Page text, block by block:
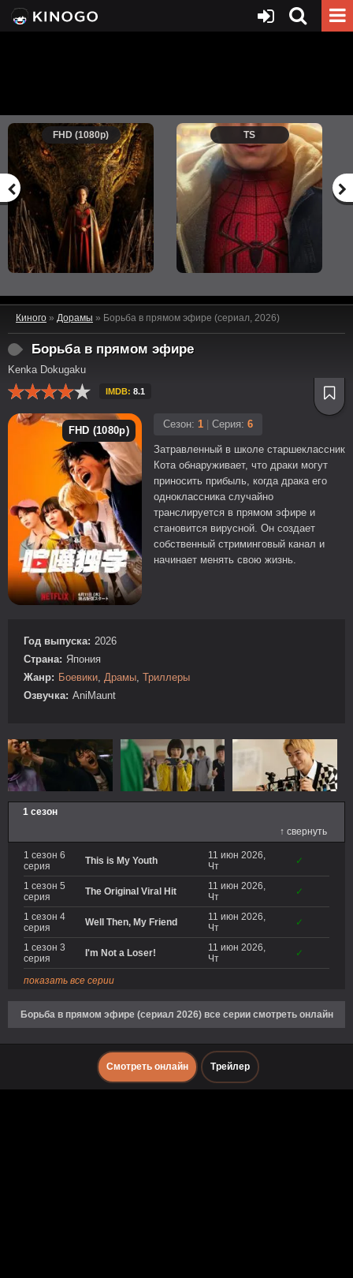
FHD (1080p) TS
Киного » Дорамы » Борьба в прямом эфире (сериал, 2026)
Борьба в прямом эфире
Kenka Dokugaku
IMDB: 8.1
FHD (1080p)
Сезон: 1 Серия: 6
Затравленный в школе старшеклассник
Кота обнаруживает, что драки могут
приносить прибыль, когда драка его
одноклассника случайно
транслируется в прямом эфире и
становится вирусной. Он создает
собственный стриминговый канал и
начинает менять свою жизнь.
Год выпуска: 2026
Страна: Япония
Жанр: Боевики Драмы Триллеры
Озвучка: AniMaunt
1 сезон
↑ свернуть
1 сезон 6
серия
This is My Youth
11 июн 2026,
Чт
✓
1 сезон 5
серия
The Original Viral Hit
11 июн 2026,
Чт
✓
1 сезон 4
серия
Well Then, My Friend
11 июн 2026,
Чт
✓
1 сезон 3
серия
I'm Not a Loser!
11 июн 2026,
Чт
✓
показать все серии
Борьба в прямом эфире (сериал 2026) все серии смотреть онлайн
Смотреть онлайн Трейлер